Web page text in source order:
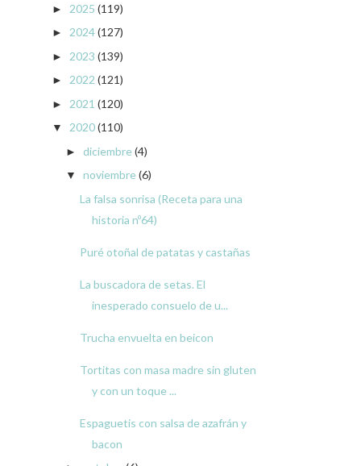
► 2025 (119)
► 2024(127)
► 2023 (139)
► 2022 (121)
► 2021 (120)
▼ 2020(110)
► diciembre(4)
▼ noviembre(6)
La falsa sonrisa (Receta para una
historia nº64)
Puré otoñal de patatas y castañas
La buscadora de setas. El
inesperado consuelo de u...
Trucha envuelta en beicon
Tortitas con masa madre sin gluten
y con un toque ...
Espaguetis con salsa de azafrán y
bacon